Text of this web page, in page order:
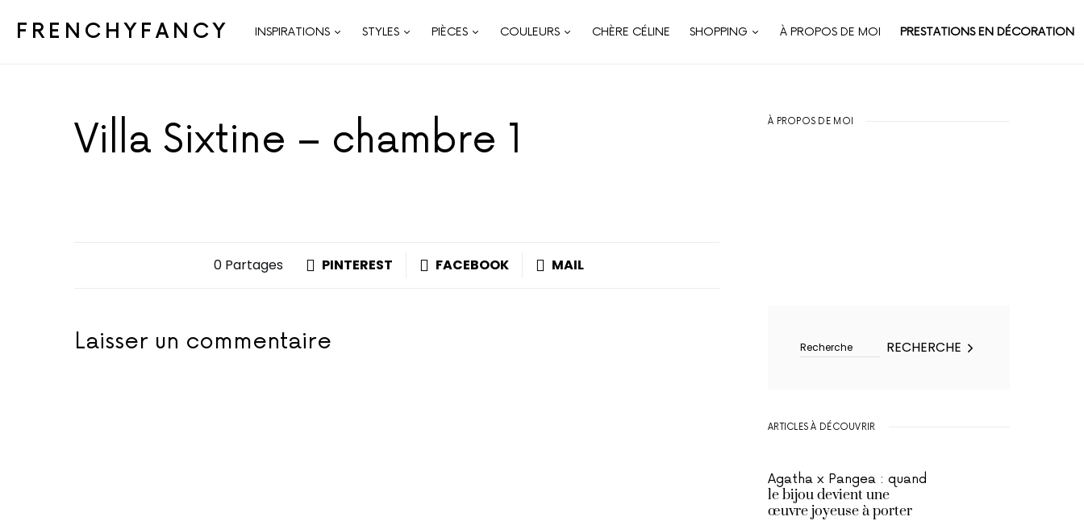
FRENCHYFANCY INSPIRATIONS STYLES PIÈCES COULEURS CHÈRE CÉLINE SHOPPING À PROPOS DE MOI PRESTATIONS EN DÉCORATION
Villa Sixtine – chambre 1
0 Partages PINTEREST FACEBOOK MAIL
Laisser un commentaire
À PROPOS DE MOI
RECHERCHE
ARTICLES À DÉCOUVRIR
Agatha x Pangea : quand
le bijou devient une
œuvre joyeuse à porter